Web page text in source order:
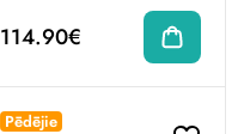
114.90€
Pēdējie